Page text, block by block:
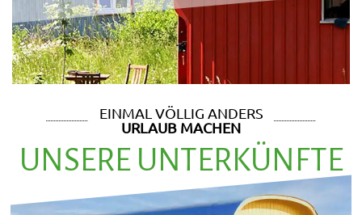
EINMAL VÖLLIG ANDERS
URLAUB MACHEN
UNSERE UNTERKÜNFTE